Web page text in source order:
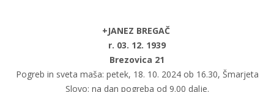
+JANEZ BREGAČ
r. 03. 12. 1939
Brezovica 21
Pogreb in sveta maša: petek, 18. 10. 2024 ob 16.30, Šmarjeta
Slovo: na dan pogreba od 9.00 dalje.